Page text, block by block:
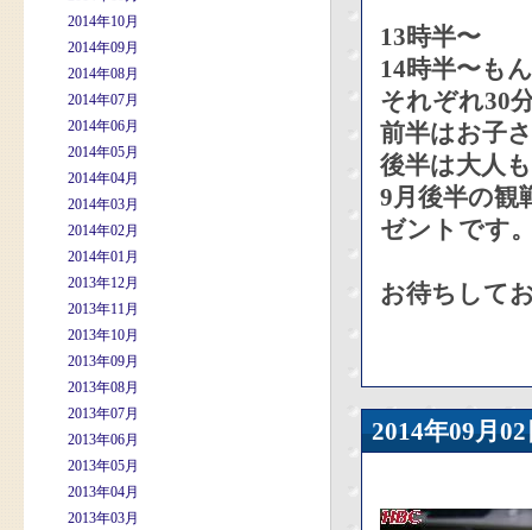
2014年10月
2014年09月
2014年08月
2014年07月
2014年06月
2014年05月
2014年04月
2014年03月
2014年02月
2014年01月
2013年12月
2013年11月
2013年10月
2013年09月
2013年08月
2013年07月
2013年06月
2013年05月
2013年04月
2013年03月
13時半〜
14時半〜も
それぞれ30
前半はお子
後半は大人
9月後半の観
ゼントです
お待ちして
2014年09